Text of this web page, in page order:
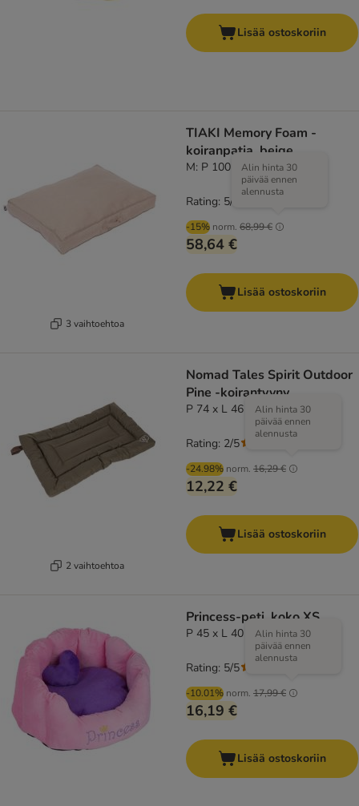
Lisää ostoskoriin
3 vaihtoehtoa
TIAKI Memory Foam -
koiranpatja, beige
M: P 100 x L 70 x K 18 cm
-15% norm. 68,99 €
Alin hinta 30
päivää ennen
alennusta
58,64 €
Rating: 5/5
Lisää ostoskoriin
2 vaihtoehtoa
Nomad Tales Spirit Outdoor
Pine -koirantyyny
P 74 x L 46 x K 7 cm
-24.98% norm. 16,29 €
Alin hinta 30
päivää ennen
alennusta
12,22 €
Rating: 2/5
Lisää ostoskoriin
Princess-peti, koko XS
P 45 x L 40 x K 30 cm
-10.01% norm. 17,99 €
Alin hinta 30
päivää ennen
alennusta
16,19 €
Rating: 5/5
Lisää ostoskoriin